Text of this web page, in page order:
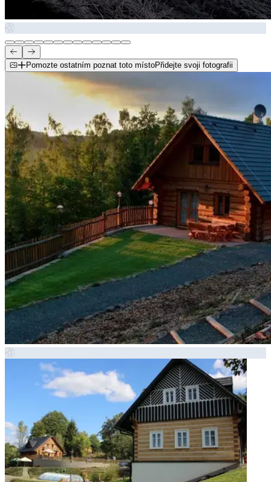
Pomozte ostatním poznat toto místoPřidejte svoji fotografii